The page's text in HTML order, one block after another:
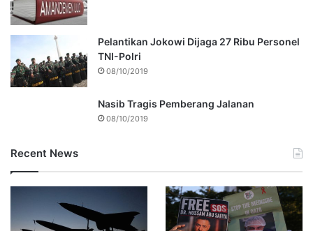
Pelantikan Jokowi Dijaga 27 Ribu Personel
TNI-Polri
08/10/2019
Nasib Tragis Pemberang Jalanan
08/10/2019
Recent News